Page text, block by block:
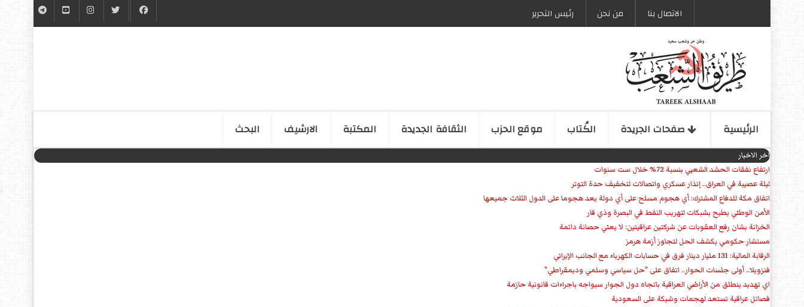
الاتصال بنا من نحن رئیس التحریر
الرئیسیة صفحات الجریدة الكُتاب موقع الحزب الثقافة الجدیدة المكتبة الارشیف البحث
اخر الاخبار
ارتفاع نفقات الحشد الشعبي بنسبة 72% خلال ست سنوات
ليلة عصيبة في العراق.. إنذار عسكري واتصالات لتخفيف حدة التوتر
‏اتفاق مكة للدفاع المشترك: أي هجوم مسلح على أي دولة يعد هجوما على الدول الثلاث جميعها
الأمن الوطني يطيح بشبكات لتهريب النفط في البصرة وذي قار
الخزانة بشان رفع العقوبات عن شركتين عراقيتين: لا يعني حصانة دائمة
مستشار حكومي يكشف الحل لتجاوز أزمة هرمز
الرقابة المالية: 131 مليار دينار فرق في حسابات الكهرباء مع الجانب الإيراني
فنزويلا.. أولى جلسات الحوار.. اتفاق على "حل سياسي وسلمي وديمقراطي"
اي تهديد ينطلق من الأراضي العراقية باتجاه دول الجوار سيواجه باجراءات قانونية حازمة
فصائل عراقية تستعد لهجمات وشيكة على السعودية